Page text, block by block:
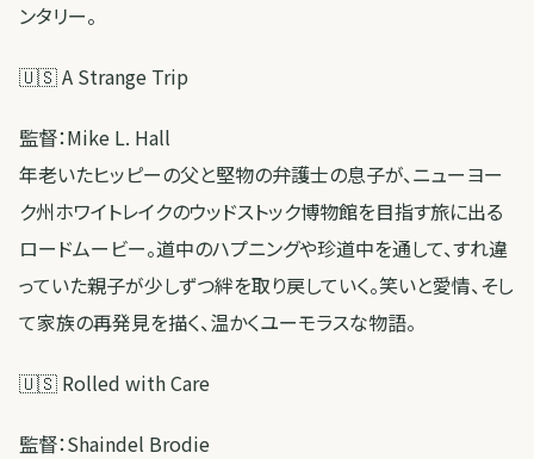
ンタリー。
🇺🇸 A Strange Trip
監督：Mike L. Hall
年老いたヒッピーの父と堅物の弁護士の息子が、ニューヨー
ク州ホワイトレイクのウッドストック博物館を目指す旅に出る
ロードムービー。道中のハプニングや珍道中を通して、すれ違
っていた親子が少しずつ絆を取り戻していく。笑いと愛情、そし
て家族の再発見を描く、温かくユーモラスな物語。
🇺🇸 Rolled with Care
監督：Shaindel Brodie